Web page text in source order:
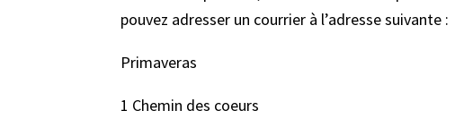
pouvez adresser un courrier à l’adresse suivante :
Primaveras
1 Chemin des coeurs